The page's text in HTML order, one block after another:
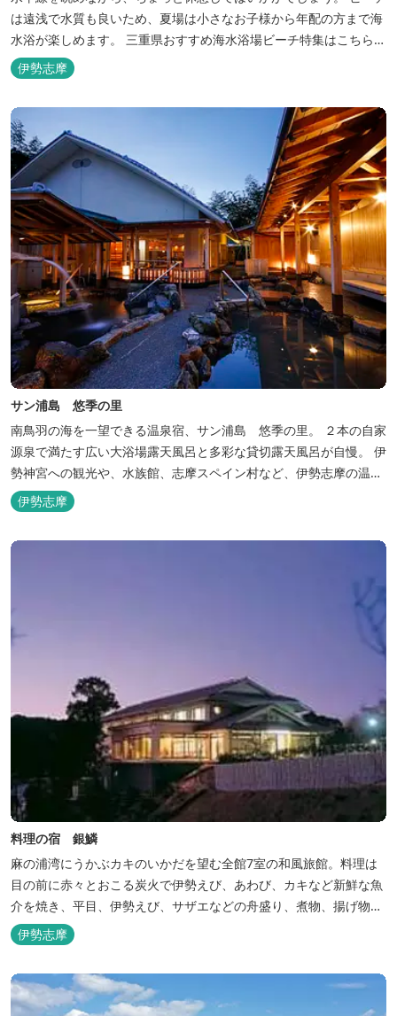
は遠浅で水質も良いため、夏場は小さなお子様から年配の方まで海
水浴が楽しめます。 三重県おすすめ海水浴場ビーチ特集はこちら
🏖三重の海水浴場ビーチ特集 プー...
伊勢志摩
サン浦島 悠季の里
南鳥羽の海を一望できる温泉宿、サン浦島 悠季の里。 ２本の自家
源泉で満たす広い大浴場露天風呂と多彩な貸切露天風呂が自慢。 伊
勢神宮への観光や、水族館、志摩スペイン村など、伊勢志摩の温泉
旅行に お料理は伊勢志摩ならではの味覚が四季折々の旅を彩りま
す。 ～大浴場「まろびね庵」～ 敷地内より湧出する二つの源泉
「珠光の湯」「和みの湯」が 至福の癒しへとお誘い致します。 す
伊勢志摩
料理の宿 銀鱗
麻の浦湾にうかぶカキのいかだを望む全館7室の和風旅館。料理は
目の前に赤々とおこる炭火で伊勢えび、あわび、カキなど新鮮な魚
介を焼き、平目、伊勢えび、サザエなどの舟盛り、煮物、揚げ物な
どの懐石料理。
伊勢志摩